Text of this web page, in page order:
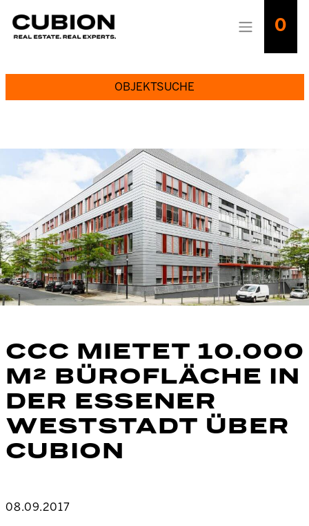
0
OBJEKTSUCHE
CCC MIETET 10.000
M² BÜROFLÄCHE IN
DER ESSENER
WESTSTADT ÜBER
CUBION
08.09.2017